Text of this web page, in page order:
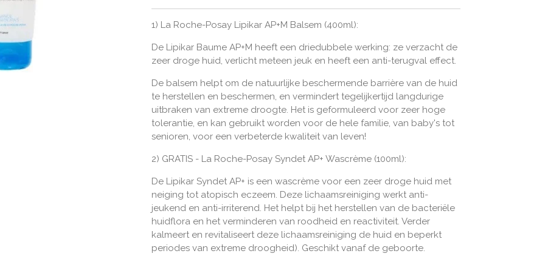
1) La Roche-Posay Lipikar AP+M Balsem (400ml):
De Lipikar Baume AP+M heeft een driedubbele werking: ze verzacht de
zeer droge huid, verlicht meteen jeuk en heeft een anti-terugval effect.
De balsem helpt om de natuurlijke beschermende barrière van de huid
te herstellen en beschermen, en vermindert tegelijkertijd langdurige
uitbraken van extreme droogte. Het is geformuleerd voor zeer hoge
tolerantie, en kan gebruikt worden voor de hele familie, van baby's tot
senioren, voor een verbeterde kwaliteit van leven!
2) GRATIS - La Roche-Posay Syndet AP+ Wascrème (100ml):
De Lipikar Syndet AP+ is een wascrème voor een zeer droge huid met
neiging tot atopisch eczeem. Deze lichaamsreiniging werkt anti-
jeukend en anti-irriterend. Het helpt bij het herstellen van de bacteriële
huidflora en het verminderen van roodheid en reactiviteit. Verder
kalmeert en revitaliseert deze lichaamsreiniging de huid en beperkt
periodes van extreme droogheid). Geschikt vanaf de geboorte.